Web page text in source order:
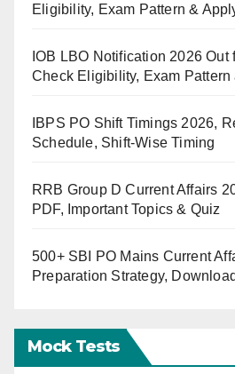
Eligibility, Exam Pattern &
IOB LBO Notification 2026 Out
Check Eligibility, Exam
IBPS PO Shift Timings 2026,
Schedule, Shift-Wise Timing
RRB Group D Current Affairs
PDF, Important Topics & Quiz
500+ SBI PO Mains Current
Preparation Strategy,
Mock Tests